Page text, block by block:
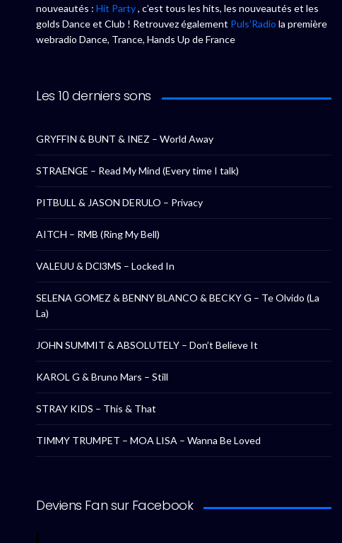
nouveautés : Hit Party, c’est tous les hits, les nouveautés et les
golds Dance et Club ! Retrouvez également Puls’Radio la première
webradio Dance, Trance, Hands Up de France
Les 10 derniers sons
GRYFFIN & BUNT & INEZ – World Away
STRAENGE – Read My Mind (Every time I talk)
PITBULL & JASON DERULO – Privacy
AITCH – RMB (Ring My Bell)
VALEUU & DCl3MS – Locked In
SELENA GOMEZ & BENNY BLANCO & BECKY G – Te Olvido (La
La)
JOHN SUMMIT & ABSOLUTELY – Don’t Believe It
KAROL G & Bruno Mars – Still
STRAY KIDS – This & That
TIMMY TRUMPET – MOA LISA – Wanna Be Loved
Deviens Fan sur Facebook